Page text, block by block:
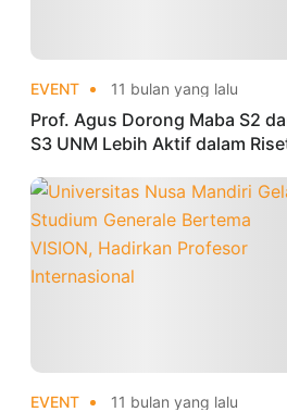
EVENT 11 bulan yang lalu
Prof. Agus Dorong Maba S2
S3 UNM Lebih Aktif dalam
EVENT 11 bulan yang lalu